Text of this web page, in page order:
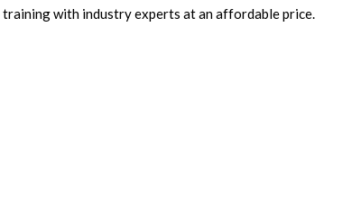
with industry experts at an affordable price.